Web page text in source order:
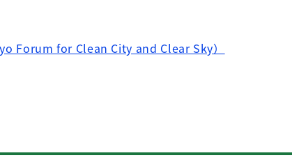
Forum for Clean City and Clear Sky）